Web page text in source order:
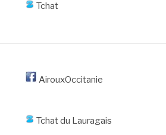
Tchat
AirouxOccitanie
Tchat du Lauragais